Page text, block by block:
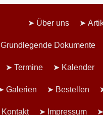
Über uns
Grundlegende Dokumente
Termine Kalender
Galerien Bestellen
Kontakt Impressum